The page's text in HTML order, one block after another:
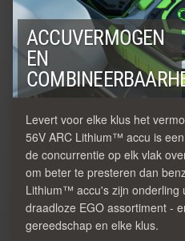
ACCUVERMOGEN
EN
Levert voor elke klus het
56V ARC Lithium™ accu is
de concurrentie op elk vlak
om beter te presteren dan
Lithium™ accu's zijn onderling
draadloze EGO assortiment -
gereedschap en elke klus.